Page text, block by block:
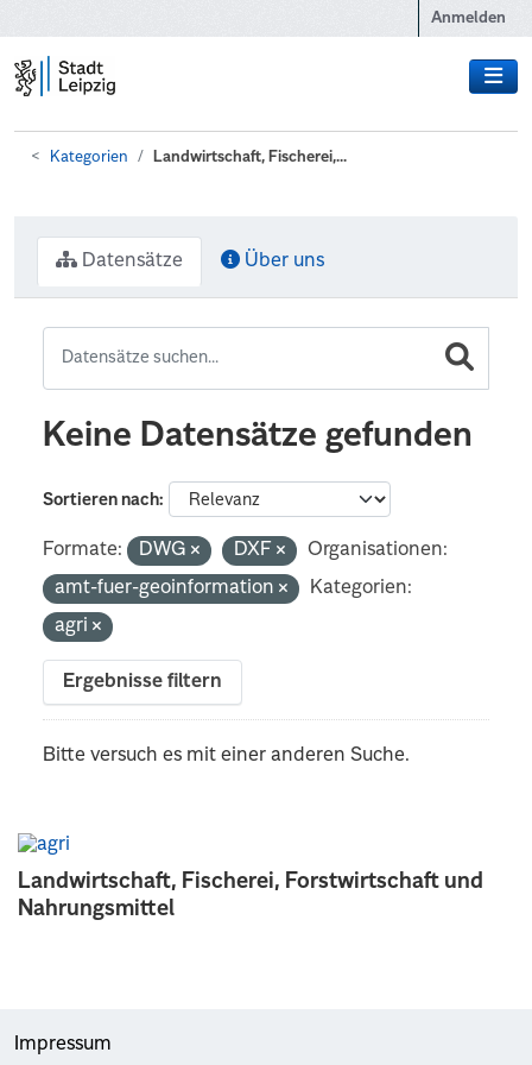
Anmelden
Kategorien Landwirtschaft, Fischerei,...
Landwirtschaft, Fischerei, Forstwirtschaft und
Nahrungsmittel
Datensätze Über uns
Keine Datensätze gefunden
Sortieren nach
Formate: DWG DXF
Organisationen:
amt-fuer-geoinformation
Kategorien:
agri
Ergebnisse filtern
Bitte versuch es mit einer anderen Suche.
Impressum